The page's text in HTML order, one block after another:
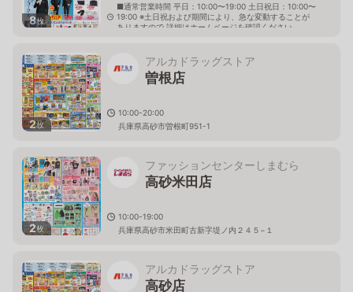
8枚
■通常営業時間 平日：10:00〜19:00 土日祝日：10:00〜
19:00 ※土日祝および期間により、急な変動することが
ありますので 詳細はホームページを確認ください
2枚
アルカドラッグストア
曽根店
10:00-20:00
兵庫県高砂市曽根町951-1
2枚
ファッションセンターしまむら
高砂米田店
10:00-19:00
兵庫県高砂市米田町古新字堤ノ内２４５−１
アルカドラッグストア
高砂店